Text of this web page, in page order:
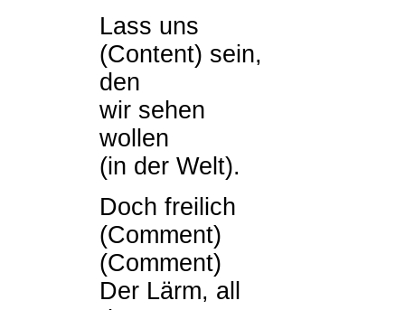
Lass uns
(Content) sein,
den
wir sehen
wollen
(in der Welt).
Doch freilich
(Comment)
(Comment)
Der Lärm, all